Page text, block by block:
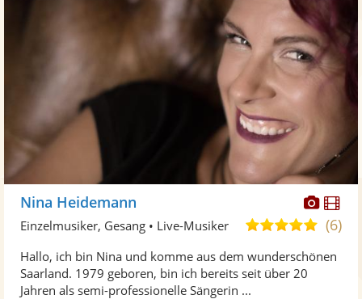
Fotos
Nina Heidemann
5,0
5
(6)
Einzelmusiker, Gesang • Live-Musiker
Hallo, ich bin Nina und komme aus dem wunderschönen
Saarland. 1979 geboren, bin ich bereits seit über 20
Jahren als semi-professionelle Sängerin ...